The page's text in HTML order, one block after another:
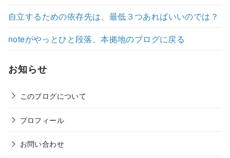
自立するための依存先は、最低３つあればいいのでは？
noteがやっとひと段落、本拠地のブログに戻る
お知らせ
このブログについて
プロフィール
お問い合わせ